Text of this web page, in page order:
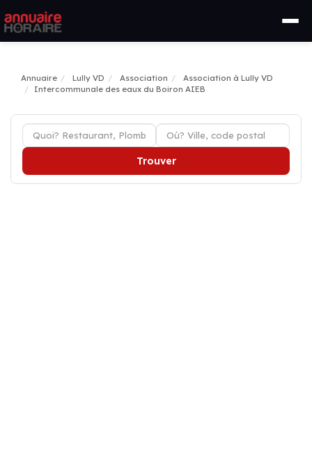
Annuaire Lully VD Association
Association à Lully VD
Intercommunale des eaux du Boiron AIEB
Trouver